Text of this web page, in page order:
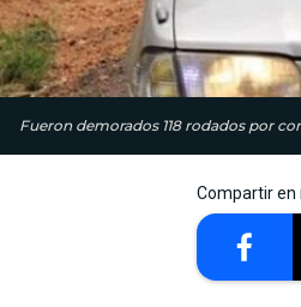
Fueron demorados 118 rodados por
Compartir en